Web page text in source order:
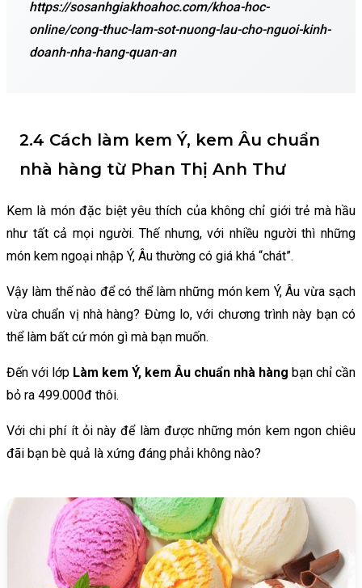
https://sosanhgiakhoahoc.com/khoa-hoc-
online/cong-thuc-lam-sot-nuong-lau-cho-nguoi-kinh-
doanh-nha-hang-quan-an
2.4 Cách làm kem Ý, kem Âu chuẩn
nhà hàng từ Phan Thị Anh Thư
Kem là món đặc biệt yêu thích của không chỉ giới trẻ mà hầu
như tất cả mọi người. Thế nhưng, với nhiều người thì những
món kem ngoại nhập Ý, Âu thường có giá khá “chát”.
Vậy làm thế nào để có thể làm những món kem Ý, Âu vừa sạch
vừa chuẩn vị nhà hàng? Đừng lo, với chương trình này bạn có
thể làm bất cứ món gì mà bạn muốn.
Đến với lớp Làm kem Ý, kem Âu chuẩn nhà hàng bạn chỉ cần
bỏ ra 499.000đ thôi.
Với chi phí ít ỏi này để làm được những món kem ngon chiêu
đãi bạn bè quả là xứng đáng phải không nào?